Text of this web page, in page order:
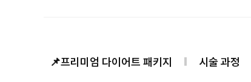
📌프리미엄 다이어트 패키지 시술 과정